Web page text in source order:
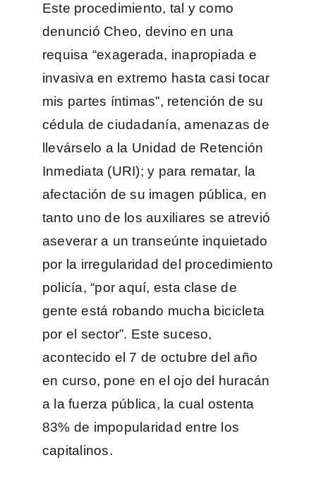
Este procedimiento, tal y como
denunció Cheo, devino en una
requisa “exagerada, inapropiada e
invasiva en extremo hasta casi tocar
mis partes íntimas”, retención de su
cédula de ciudadanía, amenazas de
llevárselo a la Unidad de Retención
Inmediata (URI); y para rematar, la
afectación de su imagen pública, en
tanto uno de los auxiliares se atrevió
aseverar a un transeúnte inquietado
por la irregularidad del procedimiento
policía, “por aquí, esta clase de
gente está robando mucha bicicleta
por el sector”. Este suceso,
acontecido el 7 de octubre del año
en curso, pone en el ojo del huracán
a la fuerza pública, la cual ostenta
83% de impopularidad entre los
capitalinos.